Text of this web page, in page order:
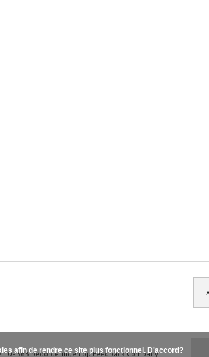
10 -363beoordelingen opFeedback Company
afin de rendre ce site plus fonctionnel. D'accord?